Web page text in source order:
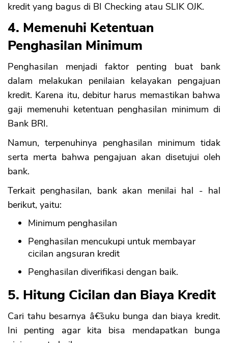
kredit yang bagus di BI Checking atau SLIK OJK.
4. Memenuhi Ketentuan
Penghasilan Minimum
Penghasilan menjadi faktor penting buat bank
dalam melakukan penilaian kelayakan pengajuan
kredit. Karena itu, debitur harus memastikan bahwa
gaji memenuhi ketentuan penghasilan minimum di
Bank BRI.
Namun, terpenuhinya penghasilan minimum tidak
serta merta bahwa pengajuan akan disetujui oleh
bank.
Terkait penghasilan, bank akan menilai hal - hal
berikut, yaitu:
Minimum penghasilan
Penghasilan mencukupi untuk membayar
cicilan angsuran kredit
Penghasilan diverifikasi dengan baik.
5. Hitung Cicilan dan Biaya Kredit
Cari tahu besarnya â€˜suku bunga dan biaya kredit.
Ini penting agar kita bisa mendapatkan bunga